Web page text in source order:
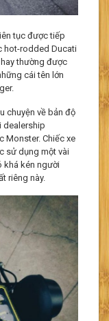
tục được tiếp
hot-rodded Ducati
thường được
cái tên lớn
chuyện về bản độ
dealership
Monster. Chiếc xe
sử dụng một vài
khá kén người
riêng này.